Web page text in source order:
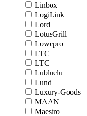
Linbox
LogiLink
Lord
LotusGrill
Lowepro
LTC
LTC
Lubluelu
Lund
Luxury-Goods
MAAN
Maestro